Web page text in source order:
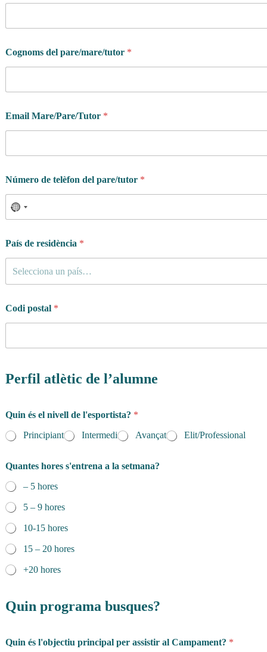
Cognoms del pare/mare/tutor *
Email Mare/Pare/Tutor *
Número de telèfon del pare/tutor *
País de residència *
Selecciona un país…
Codi postal *
Perfil atlètic de l’alumne
Quin és el nivell de l'esportista? *
Principiant
Intermedi Avançat Elit/Professional
Quantes hores s'entrena a la setmana?
– 5 hores
5 – 9 hores
10-15 hores
15 – 20 hores
+20 hores
Quin programa busques?
Quin és l'objectiu principal per assistir al Campament? *